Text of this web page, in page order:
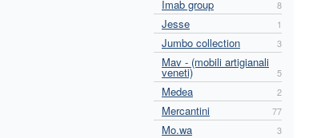
Imab group 8
Jesse 1
Jumbo collection 3
Mav - (mobili artigianali
veneti) 5
Medea 2
Mercantini 77
Mo.wa 3